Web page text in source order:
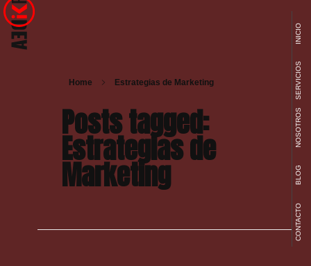
INICIO
SERVICIOS
NOSOTROS
BLOG
CONTACTO
Home Estrategias de Marketing
Posts tagged:
Estrategias de
Marketing